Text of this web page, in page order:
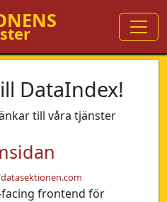
DataIndex!
till våra tjänster
frontend för